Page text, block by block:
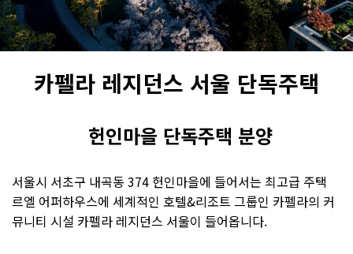
카펠라 레지던스 서울 단독주택
헌인마을 단독주택 분양
서울시 서초구 내곡동 374 헌인마을에 들어서는 최고급 주택
르엘 어퍼하우스에 세계적인 호텔&리조트 그룹인 카펠라의 커
뮤니티 시설 카펠라 레지던스 서울이 들어옵니다.